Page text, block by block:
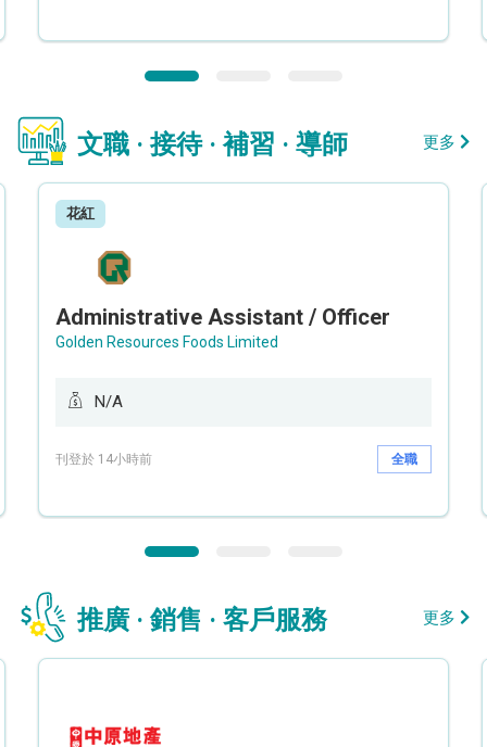
文職 · 接待 · 補習 · 導師 更多
花紅
Administrative Assistant / Officer
Golden Resources Foods Limited
N/A
刊登於 14小時前 全職
推廣 · 銷售 · 客戶服務 更多